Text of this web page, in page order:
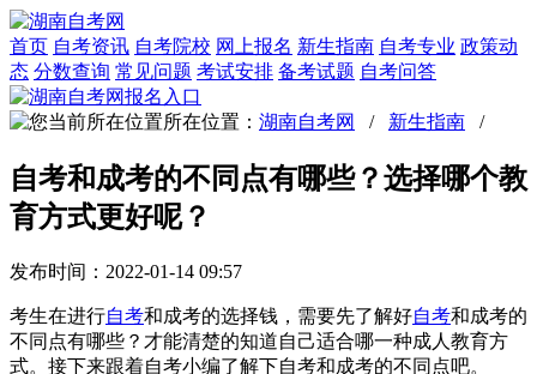
首页 自考资讯 自考院校 网上报名 新生指南 自考专业 政策动
态 分数查询 常见问题 考试安排 备考试题 自考问答
所在位置： 湖南自考网 / 新生指南 /
自考和成考的不同点有哪些？选择哪个教
育方式更好呢？
发布时间：2022-01-14 09:57
考生在进行自考和成考的选择钱，需要先了解好自考和成考的
不同点有哪些？才能清楚的知道自己适合哪一种成人教育方
式。接下来跟着自考小编了解下自考和成考的不同点吧。